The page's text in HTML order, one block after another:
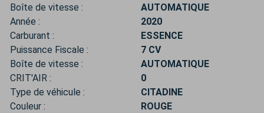
Boîte de vitesse :
AUTOMATIQUE
Année :
2020
Carburant :
ESSENCE
Puissance Fiscale :
7 CV
Boîte de vitesse :
AUTOMATIQUE
CRIT'AIR :
0
Type de véhicule :
CITADINE
Couleur :
ROUGE